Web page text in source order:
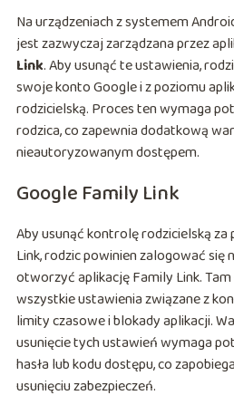
Na urządzeniach z systemem
jest zazwyczaj zarządzana przez
Link. Aby usunąć te ustawienia,
swoje konto Google i z poziomu
rodzicielską. Proces ten wymaga
rodzica, co zapewnia dodatkową
nieautoryzowanym dostępem.
Google Family Link
Aby usunąć kontrolę rodzicielską
Link, rodzic powinien zalogować się
otworzyć aplikację Family Link.
wszystkie ustawienia związane z
limity czasowe i blokady aplikacji.
usunięcie tych ustawień wymaga
hasła lub kodu dostępu, co
usunięciu zabezpieczeń.